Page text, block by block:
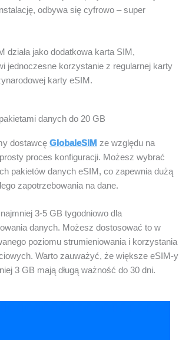
odbywa się cyfrowo – super
działa jako dodatkowa karta SIM,
jednoczesne korzystanie z regularnej karty
karty eSIM.
danych do 20 GB
dostawcę GlobaleSIM ze względu na
proces konfiguracji. Możesz wybrać
pakietów danych eSIM, co zapewnia dużą
zapotrzebowania na dane.
3-5 GB tygodniowo dla
danych. Możesz dostosować to w
poziomu strumieniowania i korzystania
Warto zauważyć, że większe eSIM-y
3 GB mają długą ważność do 30 dni.